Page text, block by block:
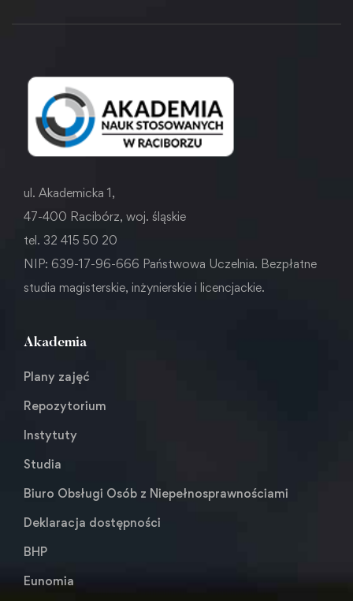
ul. Akademicka 1,
47-400 Racibórz, woj. śląskie
tel. 32 415 50 20
NIP: 639-17-96-666 Państwowa Uczelnia. Bezpłatne
studia magisterskie, inżynierskie i licencjackie.
Akademia
Plany zajęć
Repozytorium
Instytuty
Studia
Biuro Obsługi Osób z Niepełnosprawnościami
Deklaracja dostępności
BHP
Eunomia